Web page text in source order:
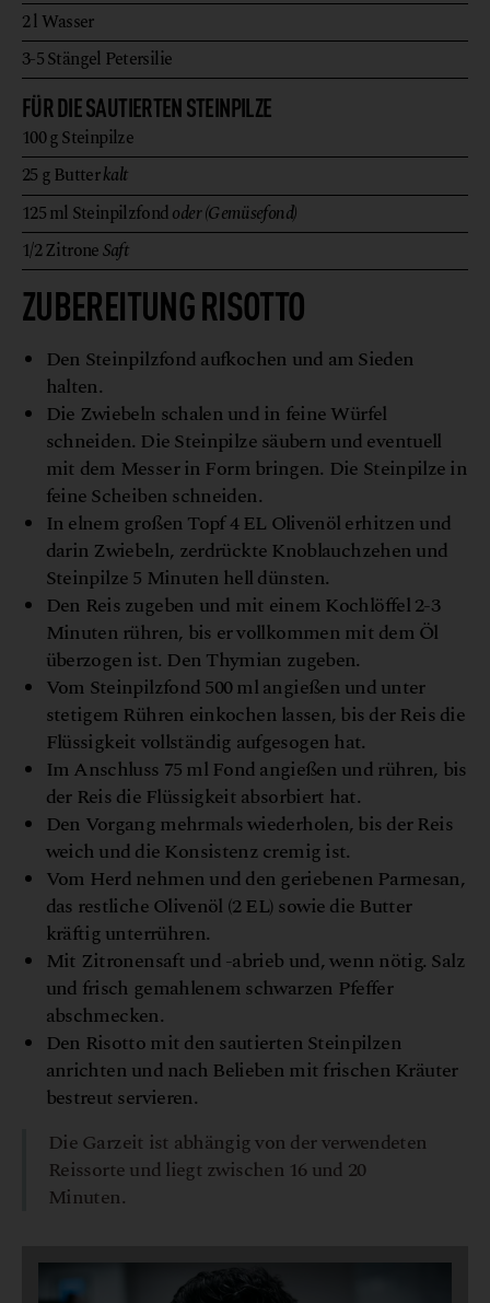
ZUBEREITUNG RISOTTO
Den Steinpilzfond aufkochen und am Sieden
halten.
Die Zwiebeln schalen und in feine Würfel
schneiden. Die Steinpilze säubern und eventuell
mit dem Messer in Form bringen. Die Steinpilze in
feine Scheiben schneiden.
In elnem großen Topf 4 EL Olivenöl erhitzen und
darin Zwiebeln, zerdrückte Knoblauchzehen und
Steinpilze 5 Minuten hell dünsten.
Den Reis zugeben und mit einem Kochlöffel 2-3
Minuten rühren, bis er vollkommen mit dem Öl
überzogen ist. Den Thymian zugeben.
Vom Steinpilzfond 500 ml angießen und unter
stetigem Rühren einkochen lassen, bis der Reis die
Flüssigkeit vollständig aufgesogen hat.
Im Anschluss 75 ml Fond angießen und rühren, bis
der Reis die Flüssigkeit absorbiert hat.
Den Vorgang mehrmals wiederholen, bis der Reis
weich und die Konsistenz cremig ist.
Vom Herd nehmen und den geriebenen Parmesan,
das restliche Olivenöl (2 EL) sowie die Butter
kräftig unterrühren.
Mit Zitronensaft und -abrieb und, wenn nötig. Salz
und frisch gemahlenem schwarzen Pfeffer
abschmecken.
Den Risotto mit den sautierten Steinpilzen
anrichten und nach Belieben mit frischen Kräuter
bestreut servieren.
Die Garzeit ist abhängig von der verwendeten
Reissorte und liegt zwischen 16 und 20
Minuten.
2l Wasser
3-5Stängel Petersilie
FÜR DIE SAUTIERTEN STEINPILZE
100gSteinpilze
25 g Butterkalt
125ml Steinpilzfondoder (Gemüsefond)
1/2ZitroneSaft